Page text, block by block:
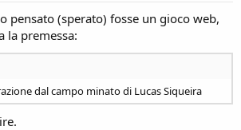
pensato (sperato) fosse un gioco web,
la premessa:
dal campo minato di Lucas Siqueira